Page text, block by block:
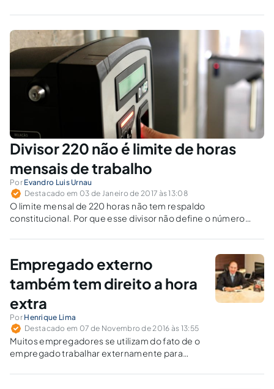
partir do salário mensal, à luz das normas
trabalhistas aplicáveis aos bancários.
Divisor 220 não é limite de horas
mensais de trabalho
Por Evandro Luis Urnau
Destacado em 03 de Janeiro de 2017 às 13:08
O limite mensal de 220 horas não tem respaldo
constitucional. Por que esse divisor não define o número
Empregado externo
também tem direito a hora
extra
Por Henrique Lima
Destacado em 07 de Novembro de 2016 às 13:55
Muitos empregadores se utilizam do fato de o
empregado trabalhar externamente para
meios tecnológicos atuais, seria possível o